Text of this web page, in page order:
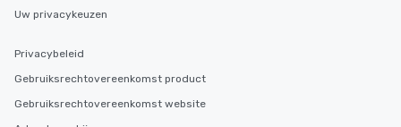
Uw privacykeuzen
Privacybeleid
Gebruiksrechtovereenkomst product
Gebruiksrechtovereenkomst website